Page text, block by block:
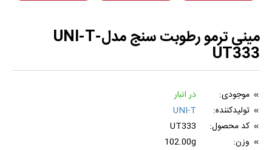
مینی ترمو رطوبت سنج مدلUNI-T-
UT333
موجودی:
در انبار
تولیدکننده:
UNI-T
کد محصول:
UT333
وزن:
102.00g